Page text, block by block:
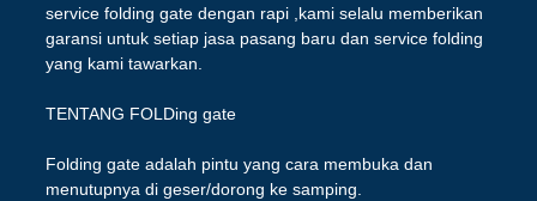
service folding gate dengan rapi ,kami selalu memberikan
garansi untuk setiap jasa pasang baru dan service folding
yang kami tawarkan.
TENTANG FOLDing gate
Folding gate adalah pintu yang cara membuka dan
menutupnya di geser/dorong ke samping.